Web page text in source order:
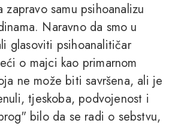
zapravo samu psihoanalizu
Naravno da smo u
glasoviti psihoanalitičar
o majci kao primarnom
ne može biti savršena, ali je
tjeskoba, podvojenost i
bilo da se radi o sebstvu,